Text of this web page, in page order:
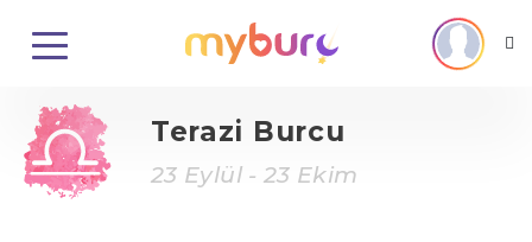
Terazi Burcu
23 Eylül - 23 Ekim